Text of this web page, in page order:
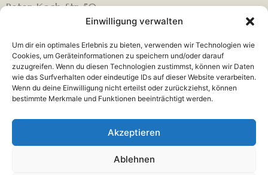
Einwilligung verwalten
Um dir ein optimales Erlebnis zu bieten, verwenden wir Technologien wie
Cookies, um Geräteinformationen zu speichern und/oder darauf
zuzugreifen. Wenn du diesen Technologien zustimmst, können wir Daten
wie das Surfverhalten oder eindeutige IDs auf dieser Website verarbeiten.
Wenn du deine Einwilligung nicht erteilst oder zurückziehst, können
bestimmte Merkmale und Funktionen beeinträchtigt werden.
Akzeptieren
Ablehnen
Peter-Koch-Str. 50
67435 Neustadt Gimmeldingen (Pfalz)
Telefon: 06321 66062
E-Mail:in**@************er.de
Öffnungszeiten:
Mittwoch – Sonntag : 10 Uhr bis 12 Uhr und 15 Uhr bis
18 Uhr. Sonntag 10 Uhr – 13 Uhr.